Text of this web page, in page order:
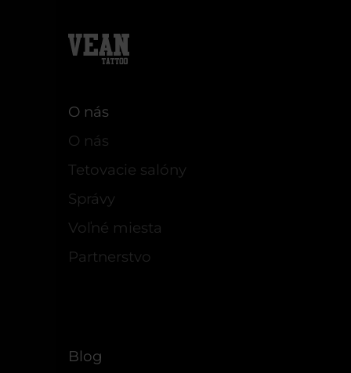
O nás
O nás
Tetovacie salóny
Správy
Voľné miesta
Partnerstvo
Blog